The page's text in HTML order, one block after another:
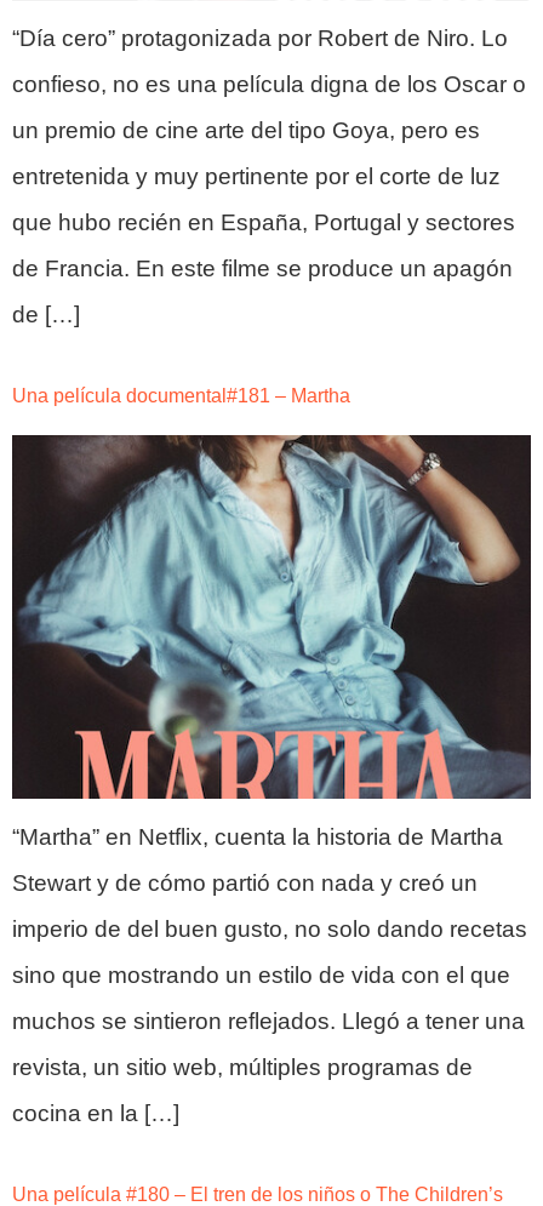
“Día cero” protagonizada por Robert de Niro. Lo
confieso, no es una película digna de los Oscar o
un premio de cine arte del tipo Goya, pero es
entretenida y muy pertinente por el corte de luz
que hubo recién en España, Portugal y sectores
de Francia. En este filme se produce un apagón
de […]
Una película documental#181 – Martha
“Martha” en Netflix, cuenta la historia de Martha
Stewart y de cómo partió con nada y creó un
imperio de del buen gusto, no solo dando recetas
sino que mostrando un estilo de vida con el que
muchos se sintieron reflejados. Llegó a tener una
revista, un sitio web, múltiples programas de
cocina en la […]
Una película #180 – El tren de los niños o The Children’s